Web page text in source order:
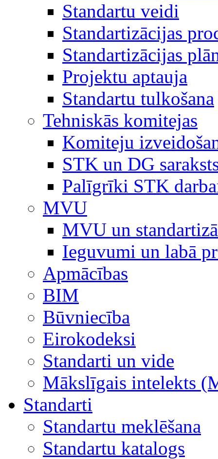
Standartu veidi
Standartizācijas
Standartizācijas
Projektu aptauja
Standartu tulkošana
Tehniskās komitejas
Komiteju
STK un DG
Palīgrīki STK
MVU
MVU un
Ieguvumi un labā
Apmācības
BIM
Būvniecība
Eirokodeksi
Standarti un vide
Mākslīgais intelekts
Standarti
Standartu meklēšana
Standartu katalogs